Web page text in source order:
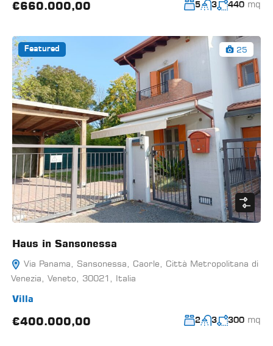
€660.000,00 5 3 440 mq
Featured 25
Haus in Sansonessa
Via Panama, Sansonessa, Caorle, Città Metropolitana di
Venezia, Veneto, 30021, Italia
Villa
€400.000,00 2 3 300 mq